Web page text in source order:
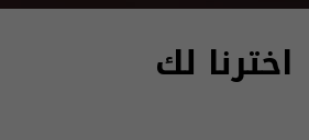
اخترنا لك